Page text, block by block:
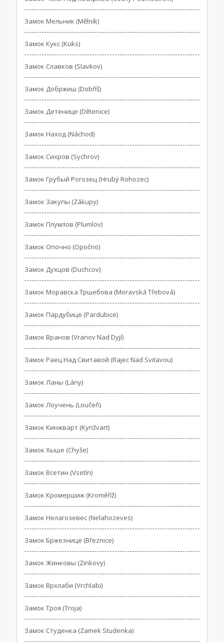
Замок Мельник (Mělník)
Замок Кукс (Kuks)
Замок Славков (Slavkov)
Замок Добржиш (Dobříš)
Замок Детенице (Dětenice)
Замок Наход (Náchod)
Замок Сихров (Sychrov)
Замок Грубый Рогозец (Hrubý Rohozec)
Замок Закупы (Zákupy)
Замок Плумлов (Plumlov)
Замок Опочно (Opočno)
Замок Духцов (Duchcov)
Замок Моравска Тршебова (Moravská Třebová)
Замок Пардубице (Pardubice)
Замок Вранов (Vranov Nad Dyjí)
Замок Раец Над Свитавой (Rajec Nad Svitavou)
Замок Ланы (Lány)
Замок Лоучень (Loučeň)
Замок Кинжварт (Kynžvart)
Замок Хыше (Chyše)
Замок Всетин (Vsetín)
Замок Кромершиж (Kroměříž)
Замок Нелагозевес (Nelahozeves)
Замок Бржезнице (Březnice)
Замок Жинковы (Zinkovy)
Замок Врхлаби (Vrchlabi)
Замок Троя (Troja)
Замок Студенка (Zamek Studenka)